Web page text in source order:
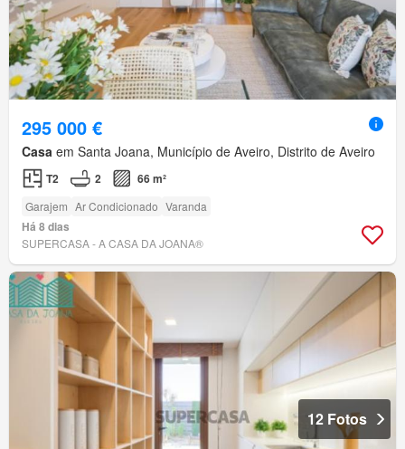
295 000 €
Casa em Santa Joana, Município de Aveiro, Distrito de Aveiro
T2 2 66 m²
Garajem Ar Condicionado Varanda
Há 8 dias
SUPERCASA - A CASA DA JOANA®
12 Fotos